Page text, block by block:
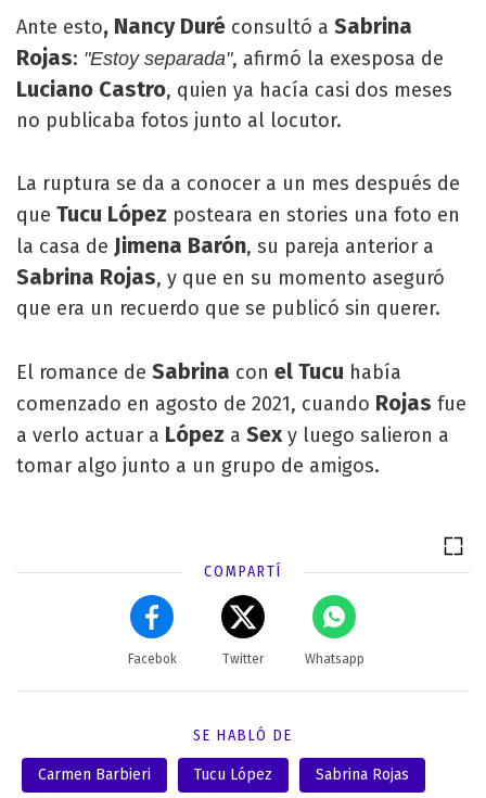
Ante esto, Nancy Duré consultó a Sabrina
Rojas: "Estoy separada", afirmó la exesposa de
Luciano Castro, quien ya hacía casi dos meses
no publicaba fotos junto al locutor.
La ruptura se da a conocer a un mes después de
que Tucu López posteara en stories una foto en
la casa de Jimena Barón, su pareja anterior a
Sabrina Rojas, y que en su momento aseguró
que era un recuerdo que se publicó sin querer.
El romance de Sabrina con el Tucu había
comenzado en agosto de 2021, cuando Rojas fue
a verlo actuar a López a Sexy luego salieron a
tomar algo junto a un grupo de amigos.
COMPARTÍ
Facebok Twitter Whatsapp
SE HABLÓ DE
Carmen Barbieri Tucu López Sabrina Rojas